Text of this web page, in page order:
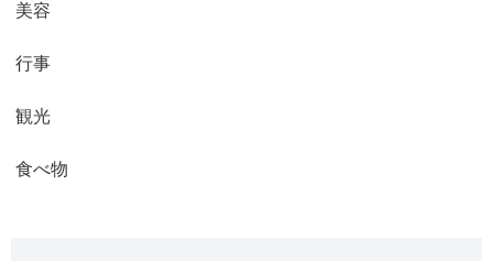
美容
行事
観光
食べ物